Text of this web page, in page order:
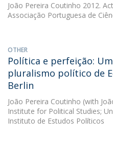
João Pereira Coutinho 2012.
Associação Portuguesa de
OTHER
Política e perfeição:
pluralismo político de
Berlin
João Pereira Coutinho (with
Institute for Political Studies;
Instituto de Estudos Políticos